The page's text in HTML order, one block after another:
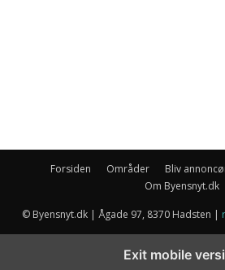
Forsiden Områder Bliv
Om Byensnyt.dk
© Byensnyt.dk | Ågade 97, 8370 Hadsten |
Exit mobile